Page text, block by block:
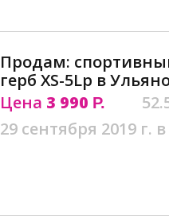
Продам:
герб XS-5Lр в
Цена 3 990 Р.
29 сентября 2019 г.